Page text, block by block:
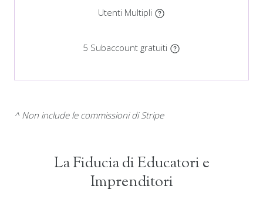
Utenti Multipli
5 Subaccount gratuiti
^ Non include le commissioni di Stripe
La Fiducia di Educatori e
Imprenditori